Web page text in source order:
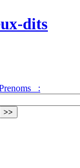
dits
: